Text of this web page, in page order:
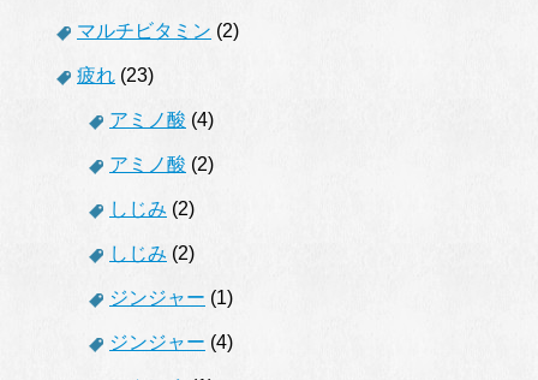
マルチビタミン (2)
疲れ (23)
アミノ酸 (4)
アミノ酸 (2)
しじみ (2)
しじみ (2)
ジンジャー (1)
ジンジャー (4)